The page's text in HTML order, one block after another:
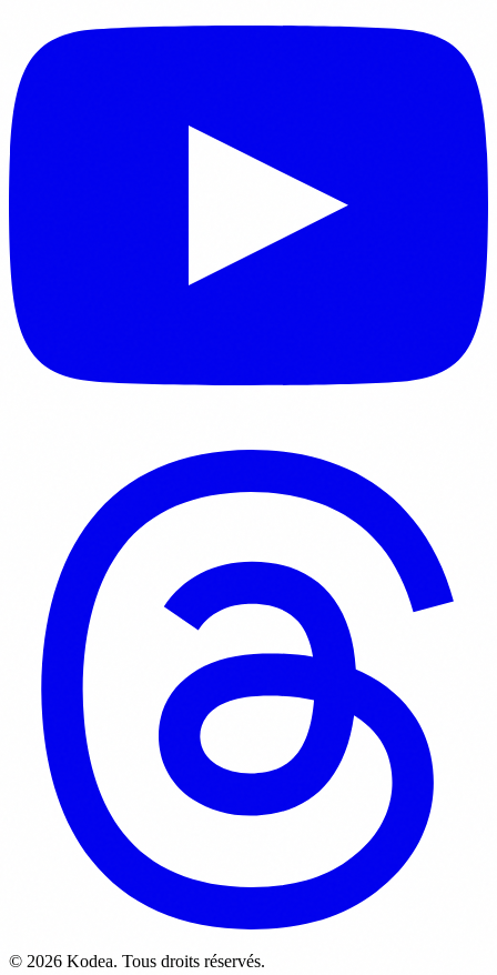
© 2026 Kodea. Tous droits réservés.